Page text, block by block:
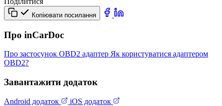
Копіювати посилання
Про inCarDoc
Про застосунок OBD2 адаптер Як користуватися адаптером
OBD2?
Завантажити додаток
Android додаток iOS додаток